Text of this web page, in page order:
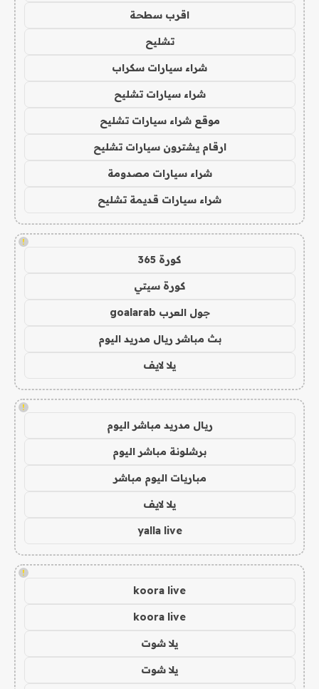
اقرب سطحة
تشليح
شراء سيارات سكراب
شراء سيارات تشليح
موقع شراء سيارات تشليح
ارقام يشترون سيارات تشليح
شراء سيارات مصدومة
شراء سيارات قديمة تشليح
!
كورة 365
كورة سيتي
جول العرب goalarab
بث مباشر ريال مدريد اليوم
يلا لايف
!
ريال مدريد مباشر اليوم
برشلونة مباشر اليوم
مباريات اليوم مباشر
يلا لايف
yalla live
!
koora live
koora live
يلا شوت
يلا شوت